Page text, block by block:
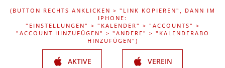
(BUTTON RECHTS ANKLICKEN > "LINK KOPIEREN", DANN IM
IPHONE:
"EINSTELLUNGEN" > "KALENDER" > "ACCOUNTS" >
"ACCOUNT HINZUFÜGEN" > "ANDERE" > "KALENDERABO
HINZUFÜGEN")
AKTIVE VEREIN